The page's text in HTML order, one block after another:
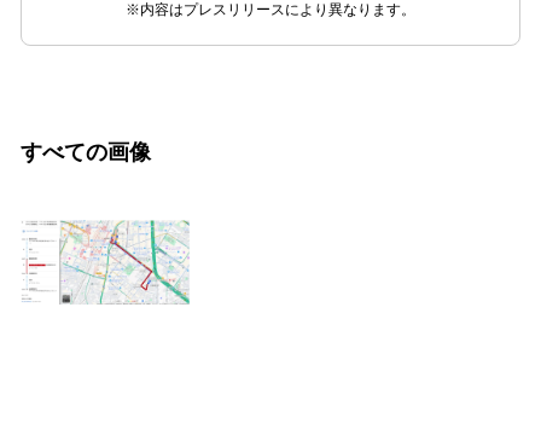
※内容はプレスリリースにより異なります。
すべての画像